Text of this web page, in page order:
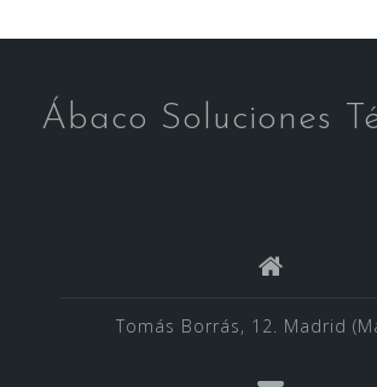
Ábaco Soluciones
Tomás Borrás, 12. Madrid